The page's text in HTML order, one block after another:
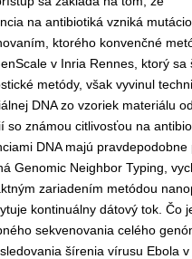
na antibiotiká vzniká
ktorého konvenčné
v Inria Rennes, ktorý
metódy, však vyvinul
DNA zo vzoriek materiálu
so známou citlivosťou na
DNA majú
Genomic Neighbor Typing,
zariadením metódou
kontinuálny dátový tok. Čo
sekvenovania celého
šírenia vírusu Ebola